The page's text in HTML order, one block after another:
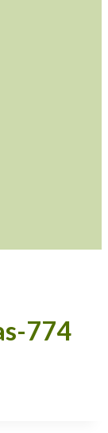
774